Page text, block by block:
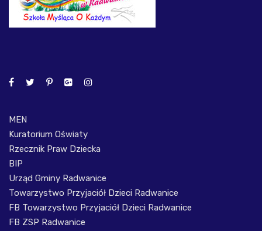
MEN
Kuratorium Oświaty
Rzecznik Praw Dziecka
BIP
Urząd Gminy Radwanice
Towarzystwo Przyjaciół Dzieci Radwanice
FB Towarzystwo Przyjaciół Dzieci Radwanice
FB ZSP Radwanice